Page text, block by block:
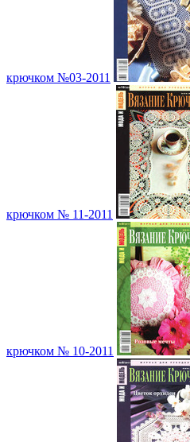
крючком №03-2011
крючком № 11-2011
крючком № 10-2011